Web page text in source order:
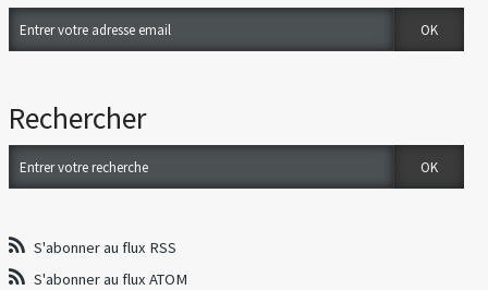
Rechercher
S'abonner au flux RSS
S'abonner au flux ATOM